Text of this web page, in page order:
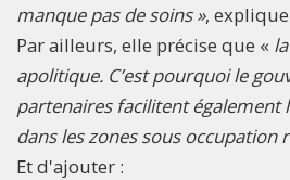
manque pas de soins »,
Par ailleurs, elle précise que «
apolitique. C’est pourquoi le
partenaires facilitent également
dans les zones sous occupation
Et d'ajouter :